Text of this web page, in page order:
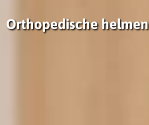
Orthopedische helmen